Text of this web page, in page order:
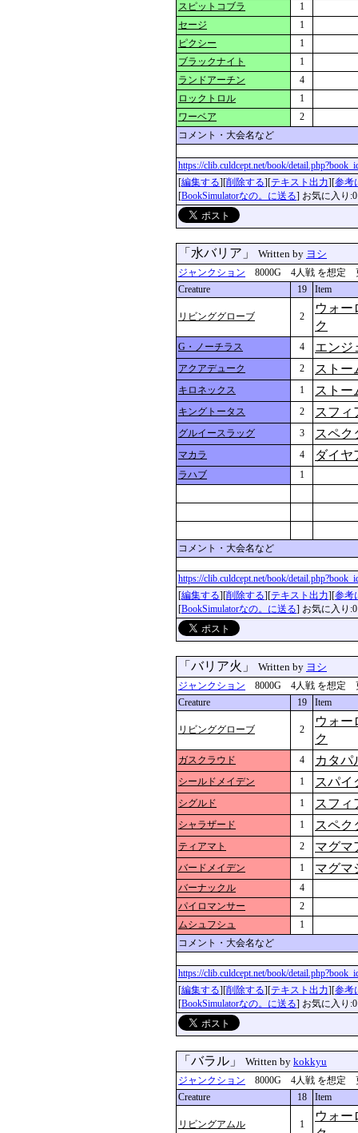
スピットコブラ
1
セージ
1
ピクシー
1
ブラックナイト
1
ランドアーチン
4
ロックトロル
1
ワーベア
2
コメント・大会名など
https://clib.culdcept.net/book/
[編集する][削除する][テキスト出力][参考
[BookSimulatorなの。に送る] お気に入り:0
「水バリア」 Written by ヨシ
ジャンクション 8000G 4人戦 を想定 更
Creature
19 Item
リビンググローブ 2
ウォー
ク
G・ノーチラス 4 エンジ
アクアデューク 2 ストー
キロネックス 1 ストー
キングトータス 2 スフィ
グルイースラッグ 3 スペク
マカラ 4 ダイヤ
ラハブ 1
コメント・大会名など
https://clib.culdcept.net/book/
[編集する][削除する][テキスト出力][参考
[BookSimulatorなの。に送る] お気に入り:0
「バリア火」 Written by ヨシ
ジャンクション 8000G 4人戦 を想定 更
Creature
19 Item
リビンググローブ 2
ウォー
ク
ガスクラウド 4 カタパ
シールドメイデン 1 スパイ
シグルド 1 スフィ
シャラザード 1 スペク
ティアマト 2 マグマ
バードメイデン 1 マグマ
バーナックル
4
パイロマンサー
2
ムシュフシュ
1
コメント・大会名など
https://clib.culdcept.net/book/
[編集する][削除する][テキスト出力][参考
[BookSimulatorなの。に送る] お気に入り:0
「バラル」 Written by kokkyu
ジャンクション 8000G 4人戦 を想定 更
Creature
18 Item
リビングアムル 1
ウォー